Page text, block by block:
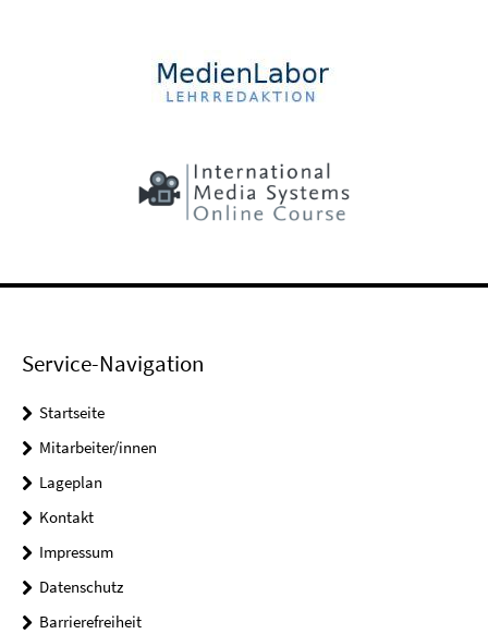
Service-Navigation
Startseite
Mitarbeiter/innen
Lageplan
Kontakt
Impressum
Datenschutz
Barrierefreiheit